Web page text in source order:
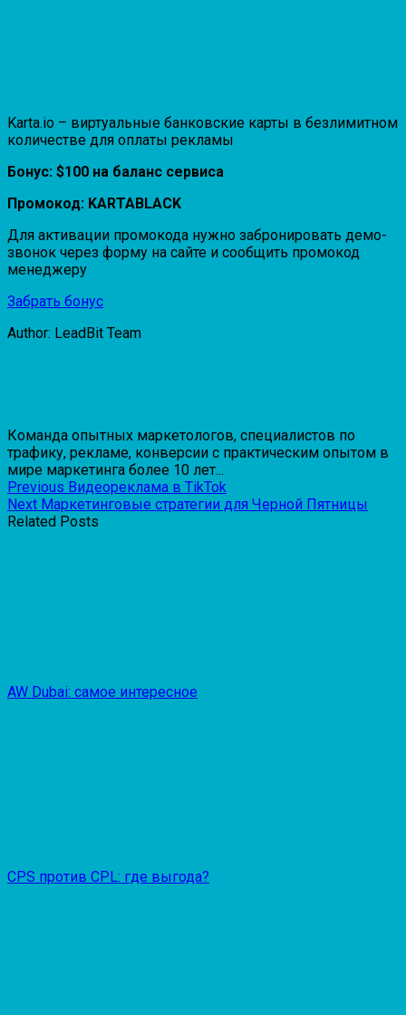
Karta.io – виртуальные банковские карты в безлимитном
количестве для оплаты рекламы
Бонус: $100 на баланс сервиса
Промокод: KARTABLACK
Для активации промокода нужно забронировать демо-
звонок через форму на сайте и сообщить промокод
менеджеру
Забрать бонус
Author: LeadBit Team
Команда опытных маркетологов, специалистов по
трафику, рекламе, конверсии с практическим опытом в
мире маркетинга более 10 лет...
Previous Видеореклама в TikTok
Next Маркетинговые стратегии для Черной Пятницы
Related Posts
AW Dubai: самое интересное
CPS против CPL: где выгода?